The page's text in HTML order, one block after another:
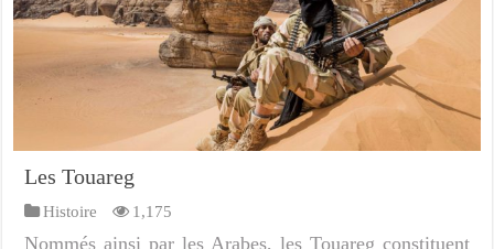
Les Touareg
Histoire 1,175
Nommés ainsi par les Arabes, les Touareg constituent